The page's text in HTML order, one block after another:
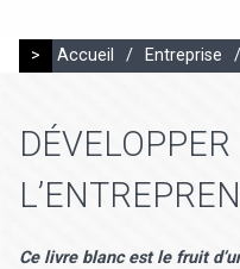
> Accueil / Entreprise /
DÉVELOPPER
Ce livre blanc est le fruit